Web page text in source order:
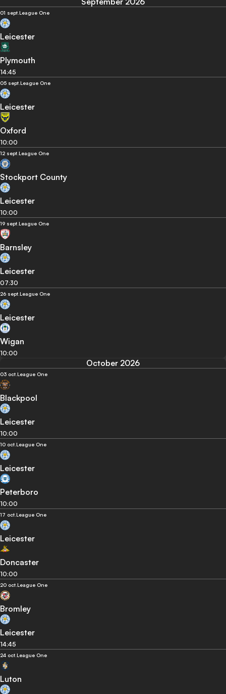
01 sept.League One
Leicester
Plymouth
14:45
05 sept.League One
Leicester
Oxford
10:00
12 sept.League One
Stockport County
Leicester
10:00
19 sept.League One
Barnsley
Leicester
07:30
26 sept.League One
Leicester
Wigan
10:00
October 2026
03 oct.League One
Blackpool
Leicester
10:00
10 oct.League One
Leicester
Peterboro
10:00
17 oct.League One
Leicester
Doncaster
10:00
20 oct.League One
Bromley
Leicester
14:45
24 oct.League One
Luton